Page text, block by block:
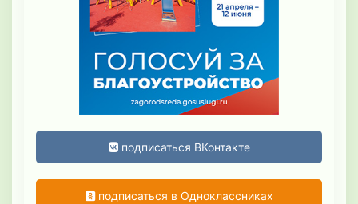
подписаться ВКонтакте
подписаться в Одноклассниках